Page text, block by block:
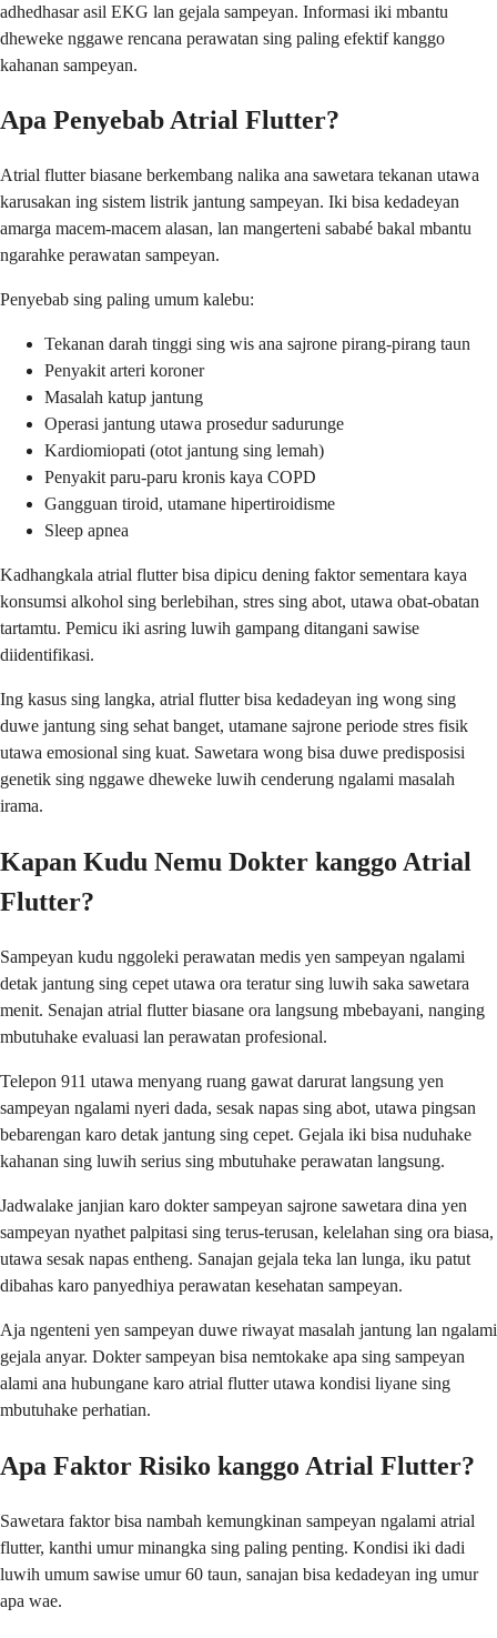
adhedhasar asil EKG lan gejala sampeyan. Informasi iki mbantu
dheweke nggawe rencana perawatan sing paling efektif kanggo
kahanan sampeyan.
Apa Penyebab Atrial Flutter?
Atrial flutter biasane berkembang nalika ana sawetara tekanan utawa
karusakan ing sistem listrik jantung sampeyan. Iki bisa kedadeyan
amarga macem-macem alasan, lan mangerteni sababé bakal mbantu
ngarahke perawatan sampeyan.
Penyebab sing paling umum kalebu:
Tekanan darah tinggi sing wis ana sajrone pirang-pirang taun
Penyakit arteri koroner
Masalah katup jantung
Operasi jantung utawa prosedur sadurunge
Kardiomiopati (otot jantung sing lemah)
Penyakit paru-paru kronis kaya COPD
Gangguan tiroid, utamane hipertiroidisme
Sleep apnea
Kadhangkala atrial flutter bisa dipicu dening faktor sementara kaya
konsumsi alkohol sing berlebihan, stres sing abot, utawa obat-obatan
tartamtu. Pemicu iki asring luwih gampang ditangani sawise
diidentifikasi.
Ing kasus sing langka, atrial flutter bisa kedadeyan ing wong sing
duwe jantung sing sehat banget, utamane sajrone periode stres fisik
utawa emosional sing kuat. Sawetara wong bisa duwe predisposisi
genetik sing nggawe dheweke luwih cenderung ngalami masalah
irama.
Kapan Kudu Nemu Dokter kanggo Atrial
Flutter?
Sampeyan kudu nggoleki perawatan medis yen sampeyan ngalami
detak jantung sing cepet utawa ora teratur sing luwih saka sawetara
menit. Senajan atrial flutter biasane ora langsung mbebayani, nanging
mbutuhake evaluasi lan perawatan profesional.
Telepon 911 utawa menyang ruang gawat darurat langsung yen
sampeyan ngalami nyeri dada, sesak napas sing abot, utawa pingsan
bebarengan karo detak jantung sing cepet. Gejala iki bisa nuduhake
kahanan sing luwih serius sing mbutuhake perawatan langsung.
Jadwalake janjian karo dokter sampeyan sajrone sawetara dina yen
sampeyan nyathet palpitasi sing terus-terusan, kelelahan sing ora biasa,
utawa sesak napas entheng. Sanajan gejala teka lan lunga, iku patut
dibahas karo panyedhiya perawatan kesehatan sampeyan.
Aja ngenteni yen sampeyan duwe riwayat masalah jantung lan ngalami
gejala anyar. Dokter sampeyan bisa nemtokake apa sing sampeyan
alami ana hubungane karo atrial flutter utawa kondisi liyane sing
mbutuhake perhatian.
Apa Faktor Risiko kanggo Atrial Flutter?
Sawetara faktor bisa nambah kemungkinan sampeyan ngalami atrial
flutter, kanthi umur minangka sing paling penting. Kondisi iki dadi
luwih umum sawise umur 60 taun, sanajan bisa kedadeyan ing umur
apa wae.